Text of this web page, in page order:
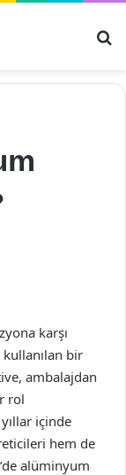
karşı
bir
ambalajdan
rol
içinde
hem de
alüminyum